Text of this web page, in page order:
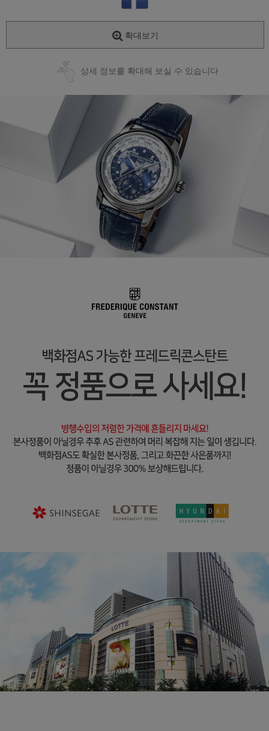
확대보기
상세 정보를 확대해 보실 수 있습니다